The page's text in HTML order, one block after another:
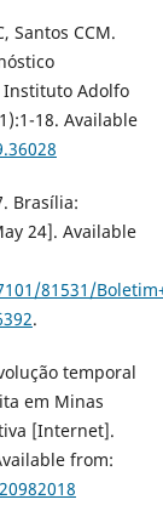
Santos CCM.
Instituto Adolfo
18. Available
Brasília:
24]. Available
81531/
.
temporal
em Minas
[Internet].
from: